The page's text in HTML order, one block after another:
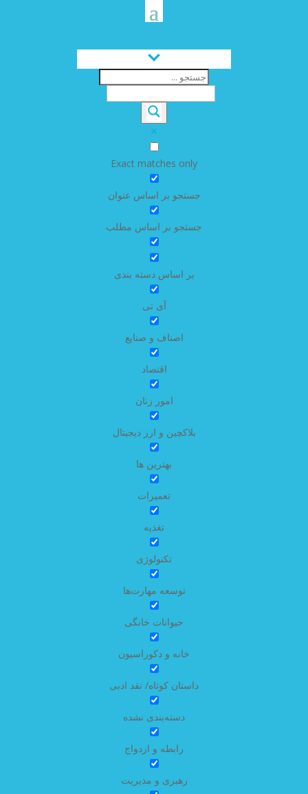
Exact matches only
جستجو بر اساس عنوان
جستجو بر اساس مطلب
بر اساس دسته بندی
آی تی
اصناف و صنایع
اقتصاد
امور زنان
بلاکچین و ارز دیجیتال
بهترین ها
تعمیرات
تغذیه
تکنولوژی
توسعه مهارت‌ها
حیوانات خانگی
خانه و دکوراسیون
داستان کوتاه/ نقد ادبی
دسته‌بندی نشده
رابطه و ازدواج
رهبری و مدیریت